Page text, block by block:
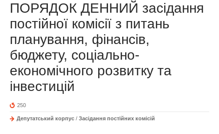
ПОРЯДОК ДЕННИЙ засідання
постійної комісії з питань
планування, фінансів,
бюджету, соціально-
економічного розвитку та
інвестицій
250
Депутатський корпус / Засідання постійних комісій